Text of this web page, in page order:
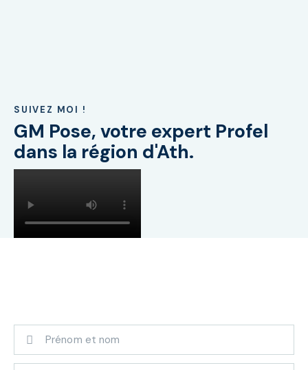
SUIVEZ MOI !
GM Pose, votre expert Profel
dans la région d'Ath.